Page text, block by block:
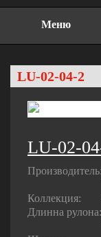
Меню
LU-02-04-2
LU-02-
Производитель:
Коллекция:
Длинна рулона: